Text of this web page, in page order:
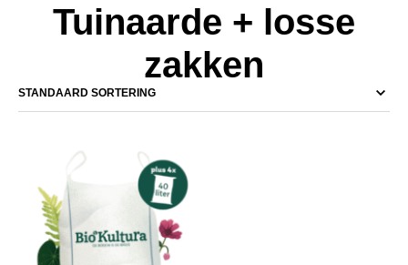
Tuinaarde + losse
zakken